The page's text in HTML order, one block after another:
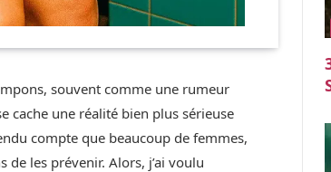
souvent comme une rumeur
cache une réalité bien plus sérieuse
compte que beaucoup de femmes,
les prévenir. Alors, j’ai voulu